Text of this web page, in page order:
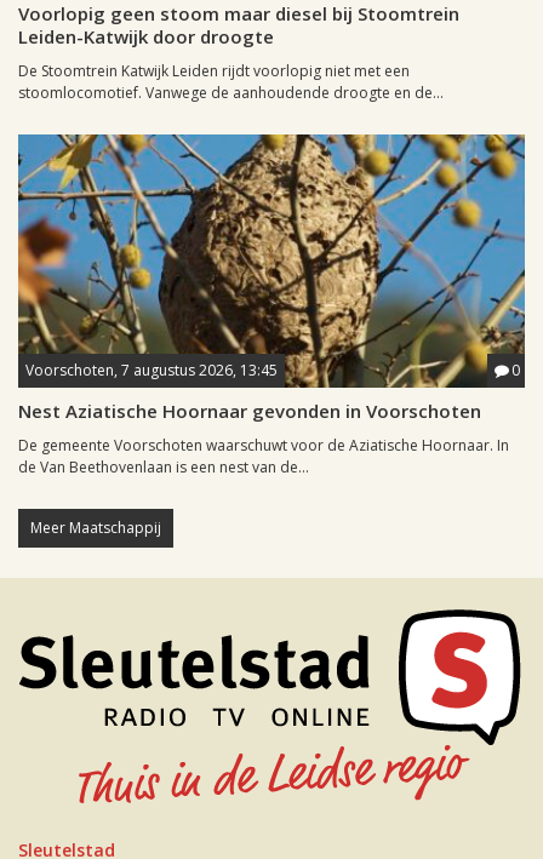
Voorlopig geen stoom maar diesel bij Stoomtrein
Leiden-Katwijk door droogte
De Stoomtrein Katwijk Leiden rijdt voorlopig niet met een
stoomlocomotief. Vanwege de aanhoudende droogte en de...
Voorschoten, 7 augustus 2026, 13:45 0
Nest Aziatische Hoornaar gevonden in Voorschoten
De gemeente Voorschoten waarschuwt voor de Aziatische Hoornaar. In
de Van Beethovenlaan is een nest van de...
Meer Maatschappij
Sleutelstad